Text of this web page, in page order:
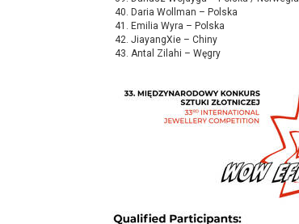
Daria Wollman – Polska
Emilia Wyra – Polska
JiayangXie – Chiny
Antal Zilahi – Węgry